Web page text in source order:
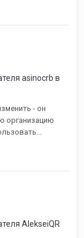
asinocrb в
- он
организацию
AlekseiQR